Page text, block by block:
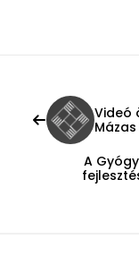
Videó
A